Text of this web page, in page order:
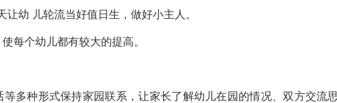
幼 儿轮流当好值日生，做好小主人。
每个幼儿都有较大的提高。
多种形式保持家园联系，让家长了解幼儿在园的情况、双方交流思